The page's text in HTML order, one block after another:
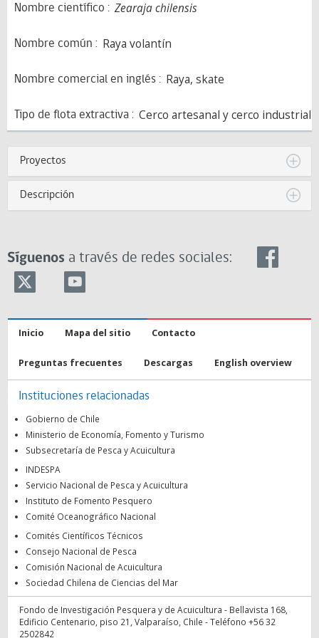
Nombre científico Zearaja chilensis
Nombre común Raya volantín
Nombre comercial en inglés Raya, skate
Tipo de flota extractiva Cerco artesanal y cerco industrial
Proyectos
Descripción
Síguenos a través de redes sociales:
Inicio Mapa del sitio Contacto
Preguntas frecuentes Descargas English overview
Instituciones relacionadas
Gobierno de Chile
Ministerio de Economía, Fomento y Turismo
Subsecretaría de Pesca y Acuicultura
INDESPA
Servicio Nacional de Pesca y Acuicultura
Instituto de Fomento Pesquero
Comité Oceanográfico Nacional
Comités Científicos Técnicos
Consejo Nacional de Pesca
Comisión Nacional de Acuicultura
Sociedad Chilena de Ciencias del Mar
Fondo de Investigación Pesquera y de Acuicultura - Bellavista 168,
Edificio Centenario, piso 21, Valparaíso, Chile - Teléfono +56 32
2502842